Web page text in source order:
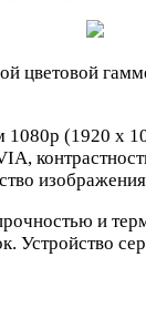
цветовой
(1920 х
и
Устройство